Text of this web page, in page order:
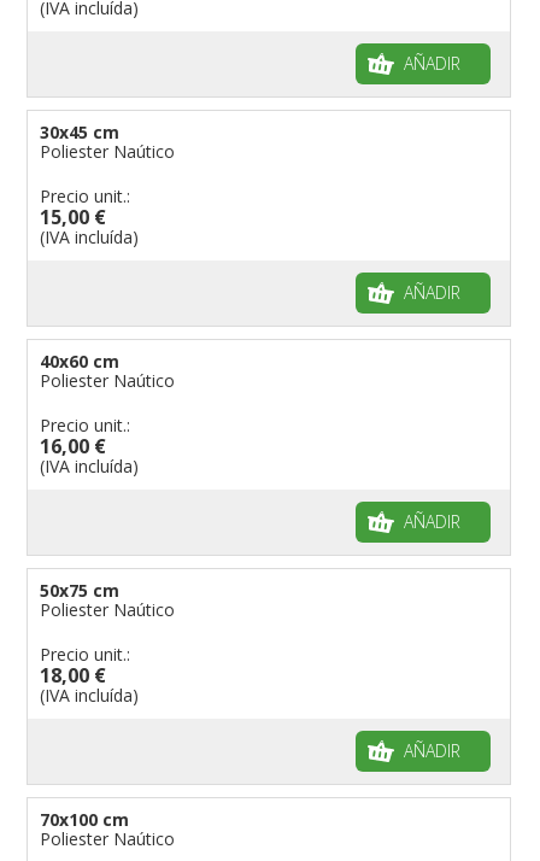
(IVA incluída)
AÑADIR
30x45 cm
Poliester Naútico
Precio unit.:
15,00 €
(IVA incluída)
AÑADIR
40x60 cm
Poliester Naútico
Precio unit.:
16,00 €
(IVA incluída)
AÑADIR
50x75 cm
Poliester Naútico
Precio unit.:
18,00 €
(IVA incluída)
AÑADIR
70x100 cm
Poliester Naútico